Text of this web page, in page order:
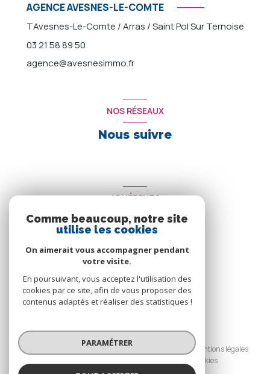
AGENCE AVESNES-LE-COMTE
TAvesnes-Le-Comte / Arras / Saint Pol Sur Ternoise
03 21 58 89 50
agence@avesnesimmo.fr
NOS RÉSEAUX
Nous suivre
ADHÉRENTS
Nous adhérons
© 2026 | Tous droits réservés
Nos honoraires
Nos partenaires
Mentions légales
Cookies
Comme beaucoup, notre site
utilise les cookies
On aimerait vous accompagner pendant
votre visite.
En poursuivant, vous acceptez l'utilisation des
cookies par ce site, afin de vous proposer des
contenus adaptés et réaliser des statistiques !
PARAMÉTRER